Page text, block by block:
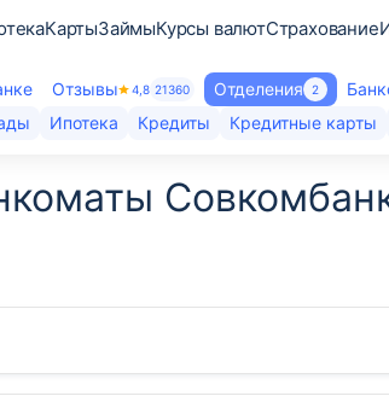
КартыЗаймыКурсы валютСтрахование
Отзывы 4,8 21360 Отделения 2
Ипотека Кредиты Кредитные карты